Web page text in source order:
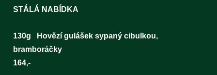
STÁLÁ NABÍDKA
130g Hovězí gulášek sypaný cibulkou,
164,-